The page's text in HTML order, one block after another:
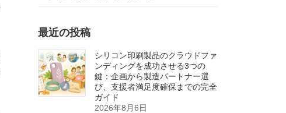
最近の投稿
シリコン印刷製品のクラウドファ
ンディングを成功させる3つの
鍵：企画から製造パートナー選
び、支援者満足度確保までの完全
ガイド
2026年8月6日